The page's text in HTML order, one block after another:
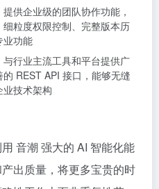
提供企业级的团队协作功能，
粒度权限控制、完整版本历
业功能
与行业主流工具和平台提供广
REST API 接口，能够无缝
技术架构
音潮 强大的 AI 智能化能
出质量，将更多宝贵的时